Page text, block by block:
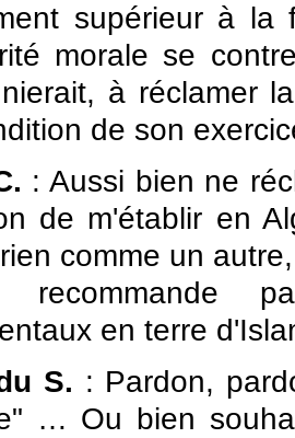
supérieur à la
morale se
à réclamer
de son
: Aussi bien ne
de m'établir en
comme un
en terre
S. : Pardon,
… Ou bien